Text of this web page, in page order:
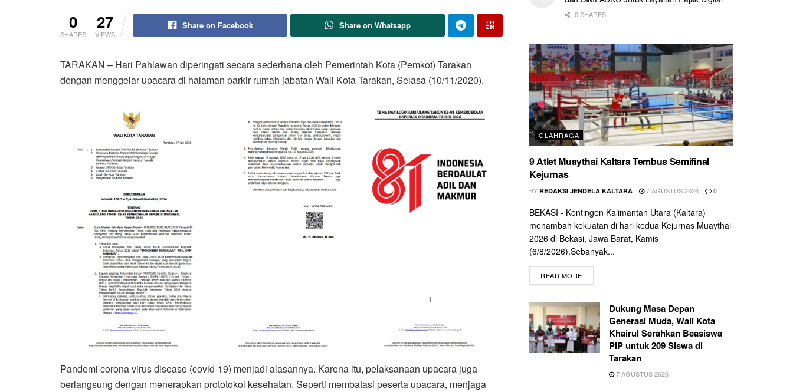
0
SHARES
27
VIEWS
Share on Facebook Share on Whatsapp
TARAKAN – Hari Pahlawan diperingati secara sederhana oleh Pemerintah Kota (Pemkot) Tarakan
dengan menggelar upacara di halaman parkir rumah jabatan Wali Kota Tarakan, Selasa (10/11/2020).
Pandemi corona virus disease (covid-19) menjadi alasannya. Karena itu, pelaksanaan upacara juga
berlangsung dengan menerapkan prototokol kesehatan. Seperti membatasi peserta upacara, menjaga
0 SHARES
OLAHRAGA
9 Atlet Muaythai Kaltara Tembus Semifinal
Kejurnas
BY REDAKSI JENDELA KALTARA 7 AGUSTUS 2026 0
BEKASI - Kontingen Kalimantan Utara (Kaltara)
menambah kekuatan di hari kedua Kejurnas Muaythai
2026 di Bekasi, Jawa Barat, Kamis
(6/8/2026).Sebanyak...
READ MORE
Dukung Masa Depan
Generasi Muda, Wali Kota
Khairul Serahkan Beasiswa
PIP untuk 209 Siswa di
Tarakan
7 AGUSTUS 2026